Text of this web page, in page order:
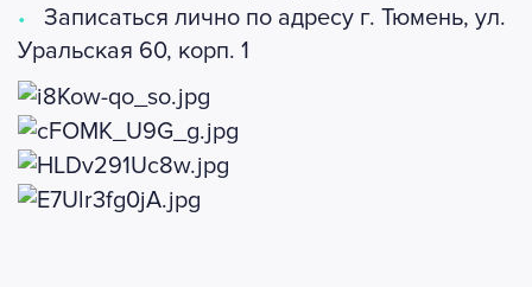
Записаться лично по адресу г. Тюмень, ул.
Уральская 60, корп. 1